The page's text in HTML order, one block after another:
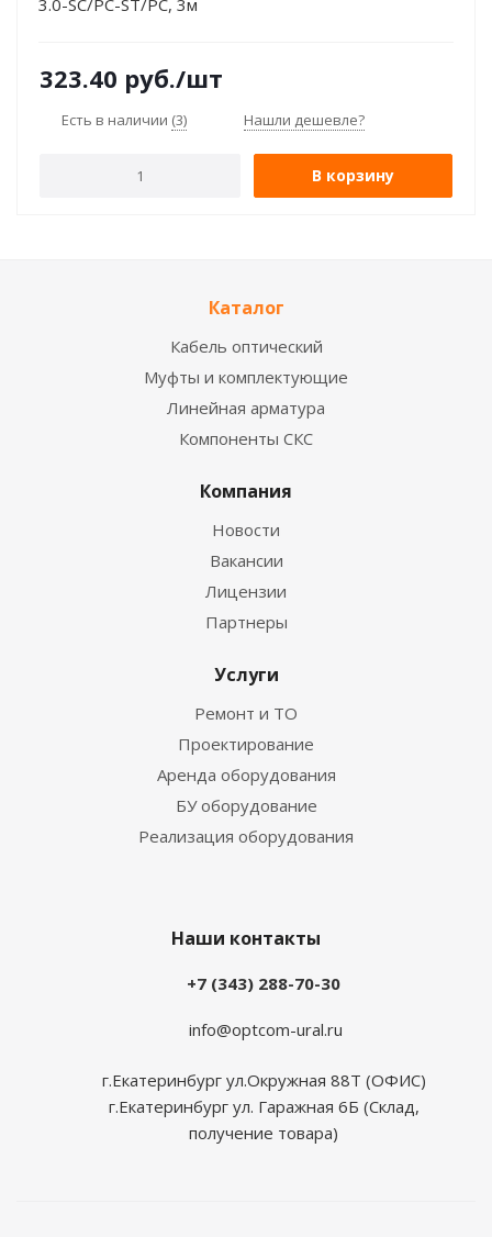
3.0-SC/PC-ST/PC, 3м
323.40 руб./шт
Есть в наличии (3) Нашли дешевле?
В корзину
Каталог
Кабель оптический
Муфты и комплектующие
Линейная арматура
Компоненты СКС
Компания
Новости
Вакансии
Лицензии
Партнеры
Услуги
Ремонт и ТО
Проектирование
Аренда оборудования
БУ оборудование
Реализация оборудования
Наши контакты
+7 (343) 288-70-30
info@optcom-ural.ru
г.Екатеринбург ул.Окружная 88Т (ОФИС)
г.Екатеринбург ул. Гаражная 6Б (Склад,
получение товара)